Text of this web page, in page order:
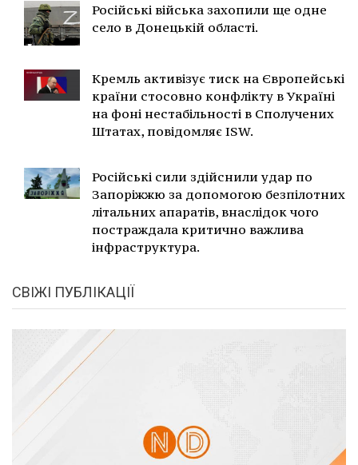
Російські війська захопили ще одне
село в Донецькій області.
Кремль активізує тиск на Європейські
країни стосовно конфлікту в Україні
на фоні нестабільності в Сполучених
Штатах, повідомляє ISW.
Російські сили здійснили удар по
Запоріжжю за допомогою безпілотних
літальних апаратів, внаслідок чого
постраждала критично важлива
інфраструктура.
СВІЖІ ПУБЛІКАЦІЇ